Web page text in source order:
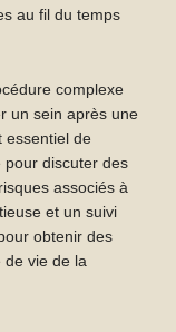
au fil du temps
complexe
un sein après une
essentiel de
pour discuter des
associés à
et un suivi
obtenir des
de vie de la